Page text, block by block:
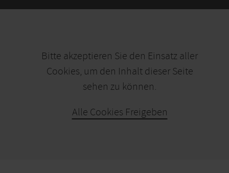
Bitte akzeptieren Sie den Einsatz aller
Cookies, um den Inhalt dieser Seite
sehen zu können.
Alle Cookies Freigeben